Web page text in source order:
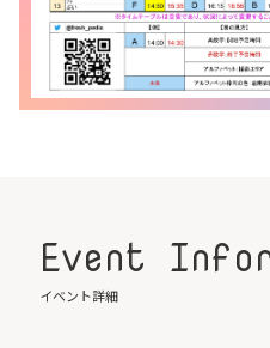
Event
イベント詳細